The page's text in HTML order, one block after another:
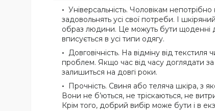
Універсальність. Чоловікам
задовольнять усі свої потреби. І
образ людини. Це можуть бути щоденні
вписується в усі типи одягу.
Довговічність. На відміну від
проблем. Якщо час від часу доглядати
залишиться на довгі роки.
Прочність. Свиня або теляча шкіра, з
Вони не б’ються, не тріскаються, не
Крім того, добрий вибір може бути і в